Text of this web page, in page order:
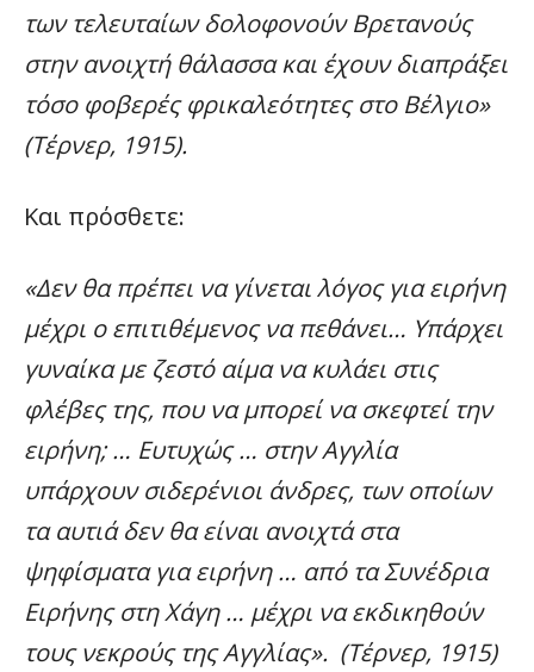
των τελευταίων δολοφονούν Βρετανούς
στην ανοιχτή θάλασσα και έχουν διαπράξει
τόσο φοβερές φρικαλεότητες στο Βέλγιο»
(Τέρνερ, 1915).
Και πρόσθετε:
«Δεν θα πρέπει να γίνεται λόγος για ειρήνη
μέχρι ο επιτιθέμενος να πεθάνει… Υπάρχει
γυναίκα με ζεστό αίμα να κυλάει στις
φλέβες της, που να μπορεί να σκεφτεί την
ειρήνη; … Ευτυχώς … στην Αγγλία
υπάρχουν σιδερένιοι άνδρες, των οποίων
τα αυτιά δεν θα είναι ανοιχτά στα
ψηφίσματα για ειρήνη … από τα Συνέδρια
Ειρήνης στη Χάγη … μέχρι να εκδικηθούν
τους νεκρούς της Αγγλίας». (Τέρνερ, 1915)